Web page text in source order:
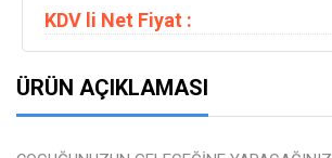
KDV li Net Fiyat :
ÜRÜN AÇIKLAMASI